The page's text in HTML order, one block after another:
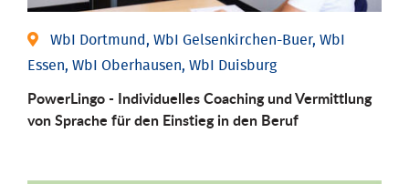
WbI Dortmund, WbI Gelsenkirchen-Buer, WbI
Essen, WbI Oberhausen, WbI Duisburg
PowerLingo - Individuelles Coaching und Vermittlung
von Sprache für den Einstieg in den Beruf